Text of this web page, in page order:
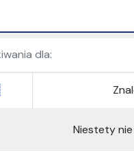
dla:
Niestety